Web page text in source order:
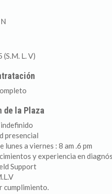
L. V)
de la Plaza
presencial
lunes a viernes : 8 am .6 pm
y experiencia en
Support
cumplimiento.